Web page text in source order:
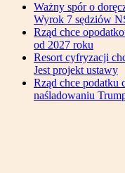
Ważny spór o
Wyrok 7 sędziów
Rząd chce
od 2027 roku
Resort cyfryzacji
Jest projekt ustawy
Rząd chce podatku
naśladowaniu